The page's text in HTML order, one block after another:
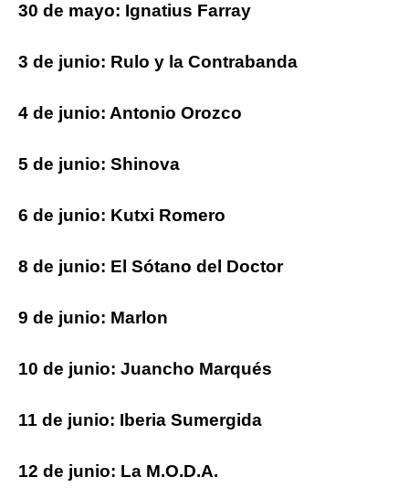
30 de mayo: Ignatius Farray
3 de junio: Rulo y la Contrabanda
4 de junio: Antonio Orozco
5 de junio: Shinova
6 de junio: Kutxi Romero
8 de junio: El Sótano del Doctor
9 de junio: Marlon
10 de junio: Juancho Marqués
11 de junio: Iberia Sumergida
12 de junio: La M.O.D.A.